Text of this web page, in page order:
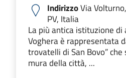
IndirizzoVia
PV, Italia
La più antica istituzione di
Voghera è rappresentata
trovatelli di San Bovo”
mura della città, ...